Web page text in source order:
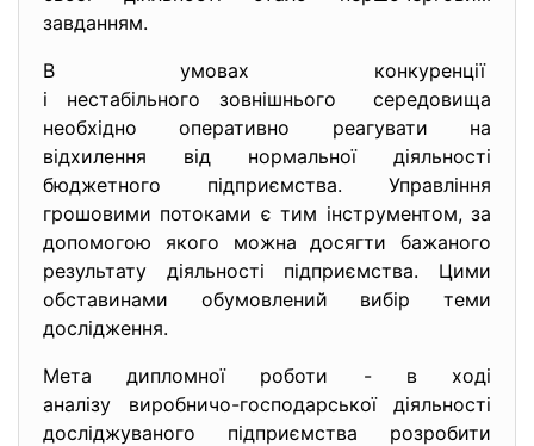
завданням.
В умовах конкуренції
і нестабільного зовнішнього середовища
необхідно оперативно реагувати на
відхилення від нормальної діяльності
бюджетного підприємства. Управління
грошовими потоками є тим інструментом, за
допомогою якого можна досягти бажаного
результату діяльності підприємства. Цими
обставинами обумовлений вибір теми
дослідження.
Мета дипломної роботи - в ході
аналізу виробничо-господарської діяльності
досліджуваного підприємства розробити